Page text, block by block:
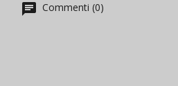
Commenti (0)